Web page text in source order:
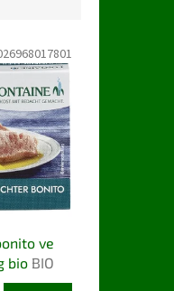
ve
bio BIO